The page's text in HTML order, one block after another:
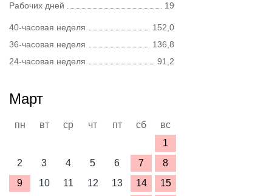
Рабочих дней
19
40-часовая неделя
152,0
36-часовая неделя
136,8
24-часовая неделя
91,2
Март
пн вт ср чт пт сб
вс
1
2
3 4 5 6 7
8
9
10 11 12 13 14
15